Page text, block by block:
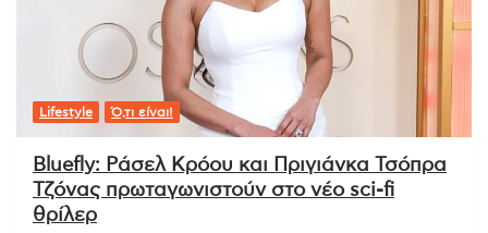
Lifestyle Ό,τι είναι!
Bluefly: Ράσελ Κρόου και Πριγιάνκα Τσόπρα
Τζόνας πρωταγωνιστούν στο νέο sci-fi
θρίλερ